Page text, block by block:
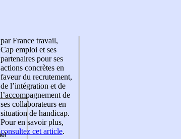
par France travail,
Cap emploi et ses
partenaires pour ses
actions concrètes en
faveur du recrutement,
de l’intégration et de
l’accompagnement de
ses collaborateurs en
situation de handicap.
Pour en savoir plus,
consultez cet article.